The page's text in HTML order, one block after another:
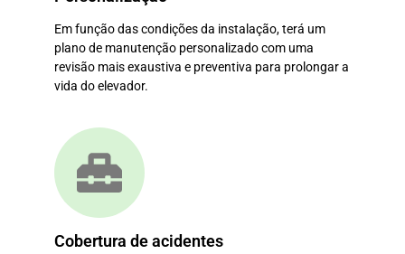
Em função das condições da instalação, terá um
plano de manutenção personalizado com uma
revisão mais exaustiva e preventiva para prolongar a
vida do elevador.
Cobertura de acidentes